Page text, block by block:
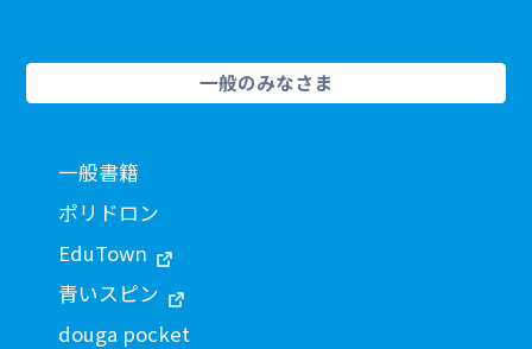
一般のみなさま
一般書籍
ポリドロン
EduTown
青いスピン
douga pocket